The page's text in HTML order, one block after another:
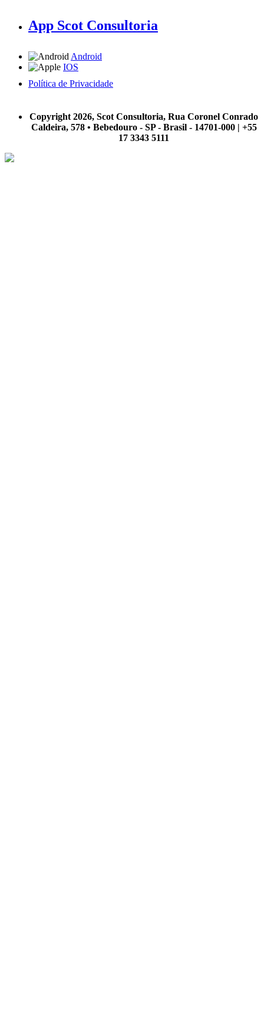
App Scot Consultoria
Android
IOS
Política de Privacidade
Copyright 2026, Scot Consultoria, Rua Coronel Conrado
Caldeira, 578 • Bebedouro - SP - Brasil - 14701-000 | +55
17 3343 5111